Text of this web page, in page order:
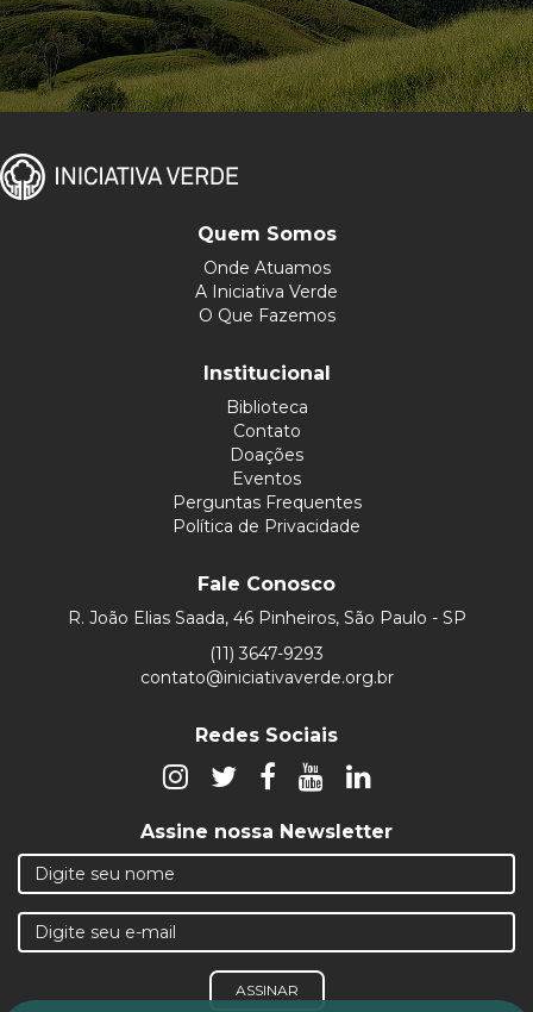
Quem Somos
Onde Atuamos
A Iniciativa Verde
O Que Fazemos
Institucional
Biblioteca
Contato
Doações
Eventos
Perguntas Frequentes
Política de Privacidade
Fale Conosco
R. João Elias Saada, 46 Pinheiros, São Paulo - SP
(11) 3647-9293
contato@iniciativaverde.org.br
Redes Sociais
Assine nossa Newsletter
ASSINAR